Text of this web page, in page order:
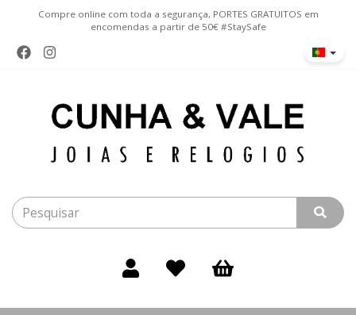
Compre online com toda a segurança, PORTES GRATUITOS em
encomendas a partir de 50€ #StaySafe